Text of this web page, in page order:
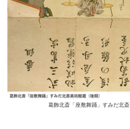
葛飾北斎「座敷舞踊」すみだ北斎